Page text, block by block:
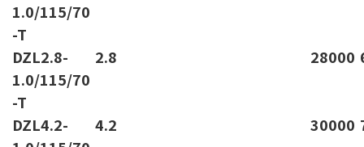
1.0/115/70
-T
DZL2.8-
1.0/115/70
-T
2.8 28000
DZL4.2-
4.2 30000